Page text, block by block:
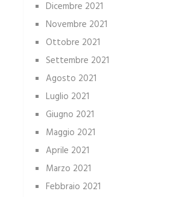
Dicembre 2021
Novembre 2021
Ottobre 2021
Settembre 2021
Agosto 2021
Luglio 2021
Giugno 2021
Maggio 2021
Aprile 2021
Marzo 2021
Febbraio 2021